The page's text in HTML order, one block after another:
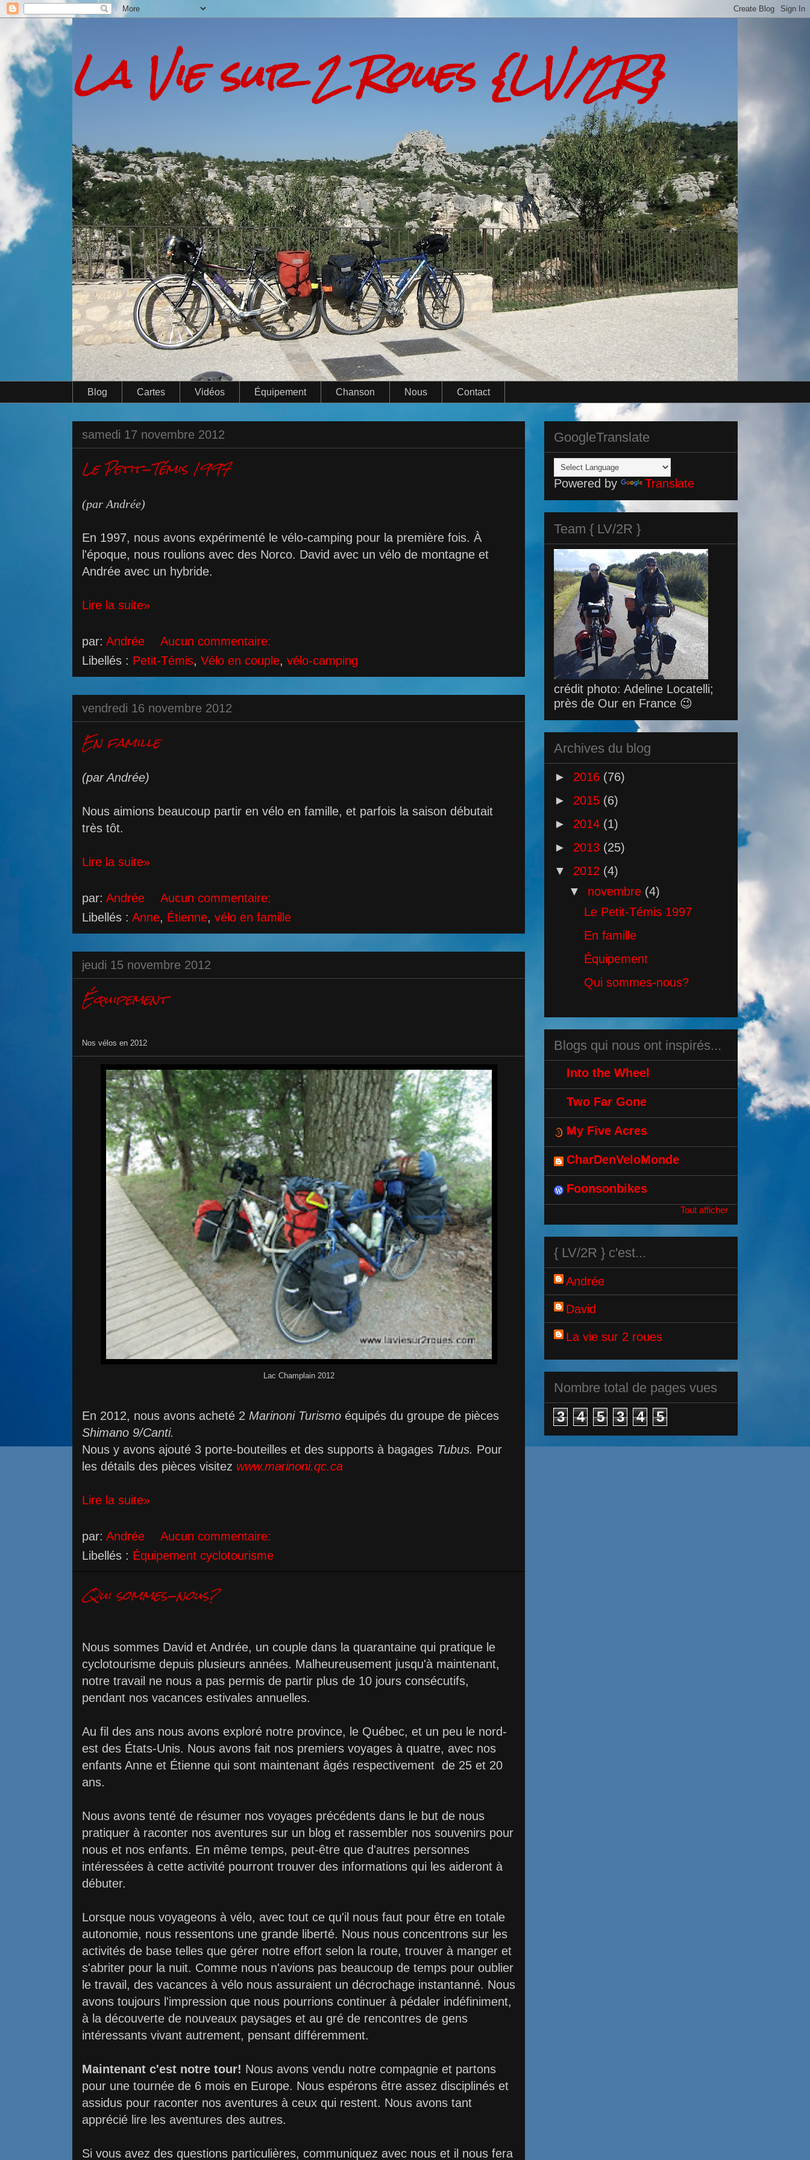
La Vie sur 2 Roues {LV/2R}
Blog Cartes Vidéos Équipement Chanson Nous Contact
samedi 17 novembre 2012
Le Petit-Témis 1997
(par Andrée)
En 1997, nous avons expérimenté le vélo-camping pour la première fois. À
l'époque, nous roulions avec des Norco. David avec un vélo de montagne et
Andrée avec un hybride.
Lire la suite»
par: Andrée
Aucun commentaire:
Libellés : Petit-Témis, Vélo en couple, vélo-camping
vendredi 16 novembre 2012
En famille
(par Andrée)
Nous aimions beaucoup partir en vélo en famille, et parfois la saison débutait
très tôt.
Lire la suite»
par: Andrée
Aucun commentaire:
Libellés : Anne, Étienne, vélo en famille
jeudi 15 novembre 2012
Équipement
Nos vélos en 2012
Lac Champlain 2012
En 2012, nous avons acheté 2 Marinoni Turismo équipés du groupe de pièces
Shimano 9/Canti.
Nous y avons ajouté 3 porte-bouteilles et des supports à bagages Tubus. Pour
les détails des pièces visitez www.marinoni.qc.ca
Lire la suite»
par: Andrée
Aucun commentaire:
Libellés : Équipement cyclotourisme
Qui sommes-nous?
Nous sommes David et Andrée, un couple dans la quarantaine qui pratique le
cyclotourisme depuis plusieurs années. Malheureusement jusqu'à maintenant,
notre travail ne nous a pas permis de partir plus de 10 jours consécutifs,
pendant nos vacances estivales annuelles.
Au fil des ans nous avons exploré notre province, le Québec, et un peu le nord-
est des États-Unis. Nous avons fait nos premiers voyages à quatre, avec nos
enfants Anne et Étienne qui sont maintenant âgés respectivement de 25 et 20
ans.
Nous avons tenté de résumer nos voyages précédents dans le but de nous
pratiquer à raconter nos aventures sur un blog et rassembler nos souvenirs pour
nous et nos enfants. En même temps, peut-être que d'autres personnes
intéressées à cette activité pourront trouver des informations qui les aideront à
débuter.
Lorsque nous voyageons à vélo, avec tout ce qu'il nous faut pour être en totale
autonomie, nous ressentons une grande liberté. Nous nous concentrons sur les
activités de base telles que gérer notre effort selon la route, trouver à manger et
s'abriter pour la nuit. Comme nous n'avions pas beaucoup de temps pour oublier
le travail, des vacances à vélo nous assuraient un décrochage instantanné. Nous
avons toujours l'impression que nous pourrions continuer à pédaler indéfiniment,
à la découverte de nouveaux paysages et au gré de rencontres de gens
intéressants vivant autrement, pensant différemment.
Maintenant c'est notre tour! Nous avons vendu notre compagnie et partons
pour une tournée de 6 mois en Europe. Nous espérons être assez disciplinés et
assidus pour raconter nos aventures à ceux qui restent. Nous avons tant
apprécié lire les aventures des autres.
Si vous avez des questions particulières, communiquez avec nous et il nous fera
GoogleTranslate
Powered by Translate
Team { LV/2R }
crédit photo: Adeline Locatelli;
près de Our en France 😉
Archives du blog
► 2016 (76)
► 2015 (6)
► 2014 (1)
► 2013 (25)
▼ 2012 (4)
▼ novembre (4)
Le Petit-Témis 1997
En famille
Équipement
Qui sommes-nous?
Blogs qui nous ont inspirés...
Into the Wheel
Two Far Gone
My Five Acres
CharDenVeloMonde
Foonsonbikes
Tout afficher
{ LV/2R } c'est...
Andrée
David
La vie sur 2 roues
Nombre total de pages vues
3 4 5 3 4 5